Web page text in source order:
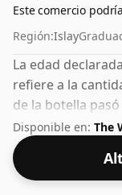
Este comercio
Región:Islay
La edad
refiere a la
de la botella
el caso de este
años.
más popular del
respetable.
Disponible en: The